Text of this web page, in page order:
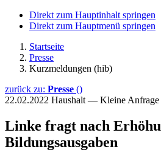
Direkt zum Hauptinhalt springen
Direkt zum Hauptmenü springen
Startseite
Presse
Kurzmeldungen (hib)
zurück zu: Presse ()
22.02.2022 Haushalt — Kleine
Linke fragt nach
Bildungsausgaben